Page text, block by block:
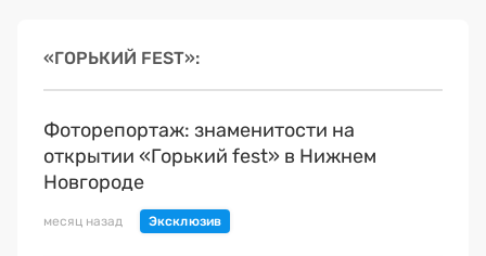
«ГОРЬКИЙ FEST»
Фоторепортаж: знаменитости на
открытии «Горький fest» в Нижнем
Новгороде
месяц назад